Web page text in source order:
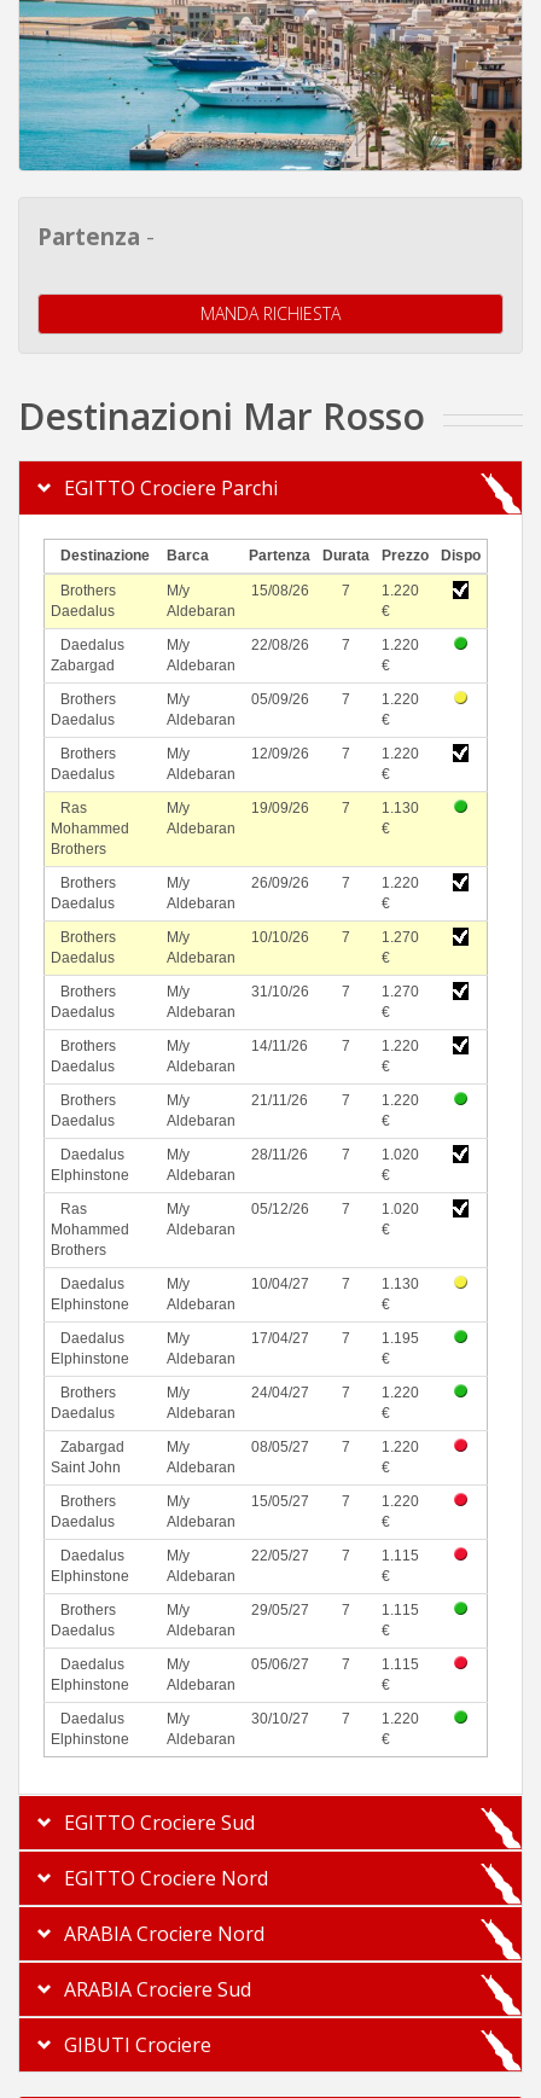
Partenza -
MANDA RICHIESTA
Destinazioni Mar Rosso
EGITTO Crociere Parchi
Destinazione Barca Partenza Durata Prezzo Dispo
Brothers
Daedalus
M/y
Aldebaran
15/08/26 7
1.220
€
Daedalus
Zabargad
M/y
Aldebaran
22/08/26 7
1.220
€
Brothers
Daedalus
M/y
Aldebaran
05/09/26 7
1.220
€
Brothers
Daedalus
M/y
Aldebaran
12/09/26 7
1.220
€
Ras
Mohammed
Brothers
M/y
Aldebaran
19/09/26 7
1.130
€
Brothers
Daedalus
M/y
Aldebaran
26/09/26 7
1.220
€
Brothers
Daedalus
M/y
Aldebaran
10/10/26 7
1.270
€
Brothers
Daedalus
M/y
Aldebaran
31/10/26 7
1.270
€
Brothers
Daedalus
M/y
Aldebaran
14/11/26 7
1.220
€
Brothers
Daedalus
M/y
Aldebaran
21/11/26 7
1.220
€
Daedalus
Elphinstone
M/y
Aldebaran
28/11/26 7
1.020
€
Ras
Mohammed
Brothers
M/y
Aldebaran
05/12/26 7
1.020
€
Daedalus
Elphinstone
M/y
Aldebaran
10/04/27 7
1.130
€
Daedalus
Elphinstone
M/y
Aldebaran
17/04/27 7
1.195
€
Brothers
Daedalus
M/y
Aldebaran
24/04/27 7
1.220
€
Zabargad
Saint John
M/y
Aldebaran
08/05/27 7
1.220
€
Brothers
Daedalus
M/y
Aldebaran
15/05/27 7
1.220
€
Daedalus
Elphinstone
M/y
Aldebaran
22/05/27 7
1.115
€
Brothers
Daedalus
M/y
Aldebaran
29/05/27 7
1.115
€
Daedalus
Elphinstone
M/y
Aldebaran
05/06/27 7
1.115
€
Daedalus
Elphinstone
M/y
Aldebaran
30/10/27 7
1.220
€
EGITTO Crociere Sud
EGITTO Crociere Nord
ARABIA Crociere Nord
ARABIA Crociere Sud
GIBUTI Crociere